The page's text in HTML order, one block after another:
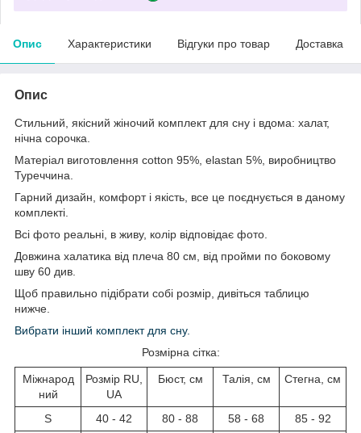
Опис Характеристики Відгуки про товар Доставка
Опис
Стильний, якісний жіночий комплект для сну і вдома: халат,
нічна сорочка.
Матеріал виготовлення cotton 95%, elastan 5%, виробництво
Туреччина.
Гарний дизайн, комфорт і якість, все це поєднується в даному
комплекті.
Всі фото реальні, в живу, колір відповідає фото.
Довжина халатика від плеча 80 см, від пройми по боковому
шву 60 див.
Щоб правильно підібрати собі розмір, дивіться таблицю
нижче.
Вибрати інший комплект для сну.
Розмірна сітка:
Міжнарод
ний
Розмір RU,
UA
Бюст, см Талія, см Стегна, см
S 40 - 42 80 - 88 58 - 68
85 - 92